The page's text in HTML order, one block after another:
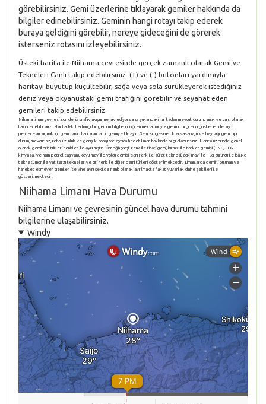
görebilirsiniz. Gemi üzerlerine tıklayarak gemiler hakkında da
bilgiler edinebilirsiniz. Geminin hangi rotayı takip ederek
buraya geldiğini görebilir, nereye gideceğini de görerek
isterseniz rotasını izleyebilirsiniz.
Üsteki harita ile Niihama çevresinde gerçek zamanlı olarak Gemi ve
Tekneleri Canlı takip edebilirsiniz. (+) ve (-) butonları yardımıyla
haritayı büyütüp küçültebilir, sağa veya sola sürükleyerek istediğiniz
deniz veya okyanustaki gemi trafiğini görebilir ve seyahat eden
gemileri takip edebilirsiniz.
Niihama limanı çevresi son deniz trafik akışını merak ediyorsanız yukarıdaki haritadan mevcut durumu anlık ve canlı olarak
takip edebilirsiniz. Haritadaki herhangi bir geminin bilgilerini öğrenmek amacıyla geminin bilgilerini gösteren detay
penceresini açmak için gemi takip haritasında bir gemiye tıklayın. Gemi simgesine tıklarsasanız, ülke bayrağı, gemi tipi,
durum, mevcut hız, rota, uzunluk ve genişlik, tonajı ve ayrıca hedef liman hakkında bilgi alabilirsiniz. Harita üzerinde genel
olarak gemilerin türleri renkler ile ayrılmıştır. Örneğin yeşil renk ile ticari gemi, kırmızı ile tanker gemisi (LNG, LPG,
kimyasal ve ham petrol taşıyan), koyu mavi ile yolcu gemisi, sarı renk ile sürat teknesi, açık mavi ile Tug, turuncu ile balıkçı
teknesi, mor ile yat tarzı tekneler ve gri renk ile diğer gemi türleri gösterilmektedir. Limanlarda demirli bulunan ve
hareket etmeyen gemiler ise yine aynı şekilde renk olarak ayrılmakta fakat yuvarlak daire şekilleri ile
gösterilmektedir.
Niihama Limanı Hava Durumu
Niihama Limanı ve çevresinin güncel hava durumu tahmini
bilgilerine ulaşabilirsiniz.
Windy